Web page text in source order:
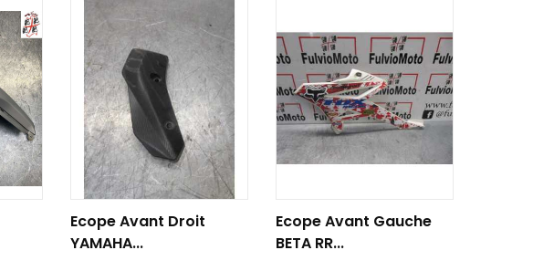
AJOUTER AU PANIER
Ecope Avant Droit
YAMAHA...
Ecope Avant Gauche
BETA RR...